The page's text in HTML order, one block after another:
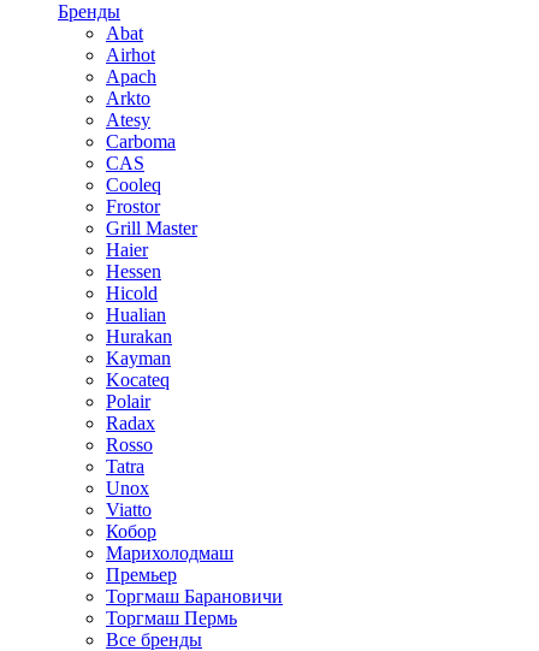
Бренды
Abat
Airhot
Apach
Arkto
Atesy
Carboma
CAS
Cooleq
Frostor
Grill Master
Haier
Hessen
Hicold
Hualian
Hurakan
Kayman
Kocateq
Polair
Radax
Rosso
Tatra
Unox
Viatto
Кобор
Марихолодмаш
Премьер
Торгмаш Барановичи
Торгмаш Пермь
Все бренды